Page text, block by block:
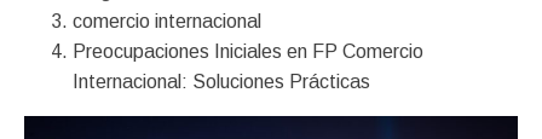
comercio internacional
Preocupaciones Iniciales en FP Comercio
Internacional: Soluciones Prácticas